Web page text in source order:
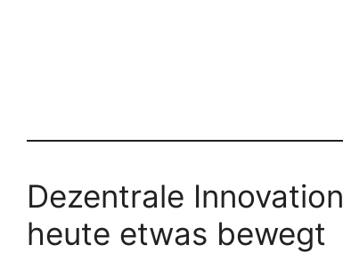
Dezentrale
heute etwas bewegt